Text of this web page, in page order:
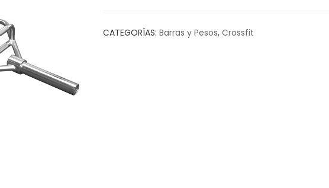
CATEGORÍAS: Barras y Pesos, Crossfit